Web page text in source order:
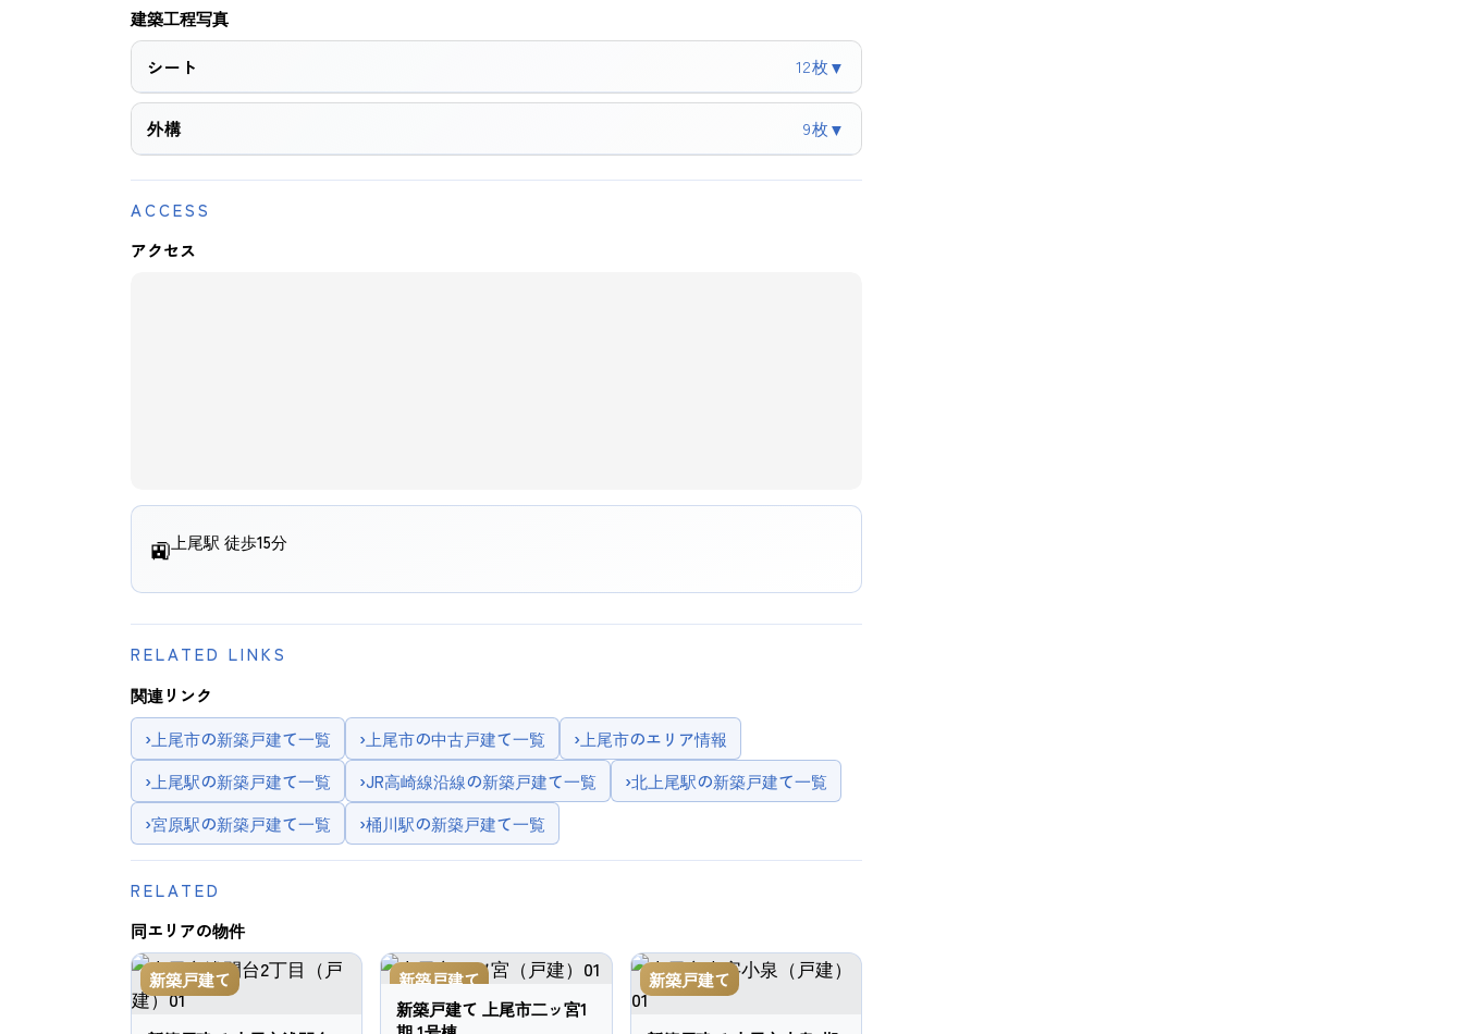
建築工程写真
シート 12枚▼
外構 9枚▼
ACCESS
アクセス
🚉上尾駅 徒歩15分
RELATED LINKS
関連リンク
› 上尾市の新築戸建て一覧 › 上尾市の中古戸建て一覧 › 上尾市のエリア情報
› 上尾駅の新築戸建て一覧 ›JR高崎線沿線の新築戸建て一覧 ›北上尾駅の新築戸建て一覧
›宮原駅の新築戸建て一覧 ›桶川駅の新築戸建て一覧
RELATED
同エリアの物件
新築戸建て
新築戸建て
新築戸建て 上尾市二ッ宮1
新築戸建て